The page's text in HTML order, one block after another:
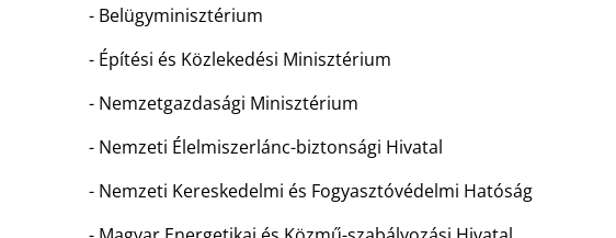
- Belügyminisztérium
- Építési és Közlekedési Minisztérium
- Nemzetgazdasági Minisztérium
- Nemzeti Élelmiszerlánc-biztonsági Hivatal
- Nemzeti Kereskedelmi és Fogyasztóvédelmi Hatóság